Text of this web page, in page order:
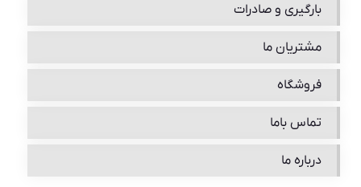
بارگیری و صادرات
مشتریان ما
فروشگاه
تماس باما
درباره ما